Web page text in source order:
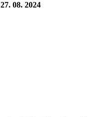
27. 08. 2024